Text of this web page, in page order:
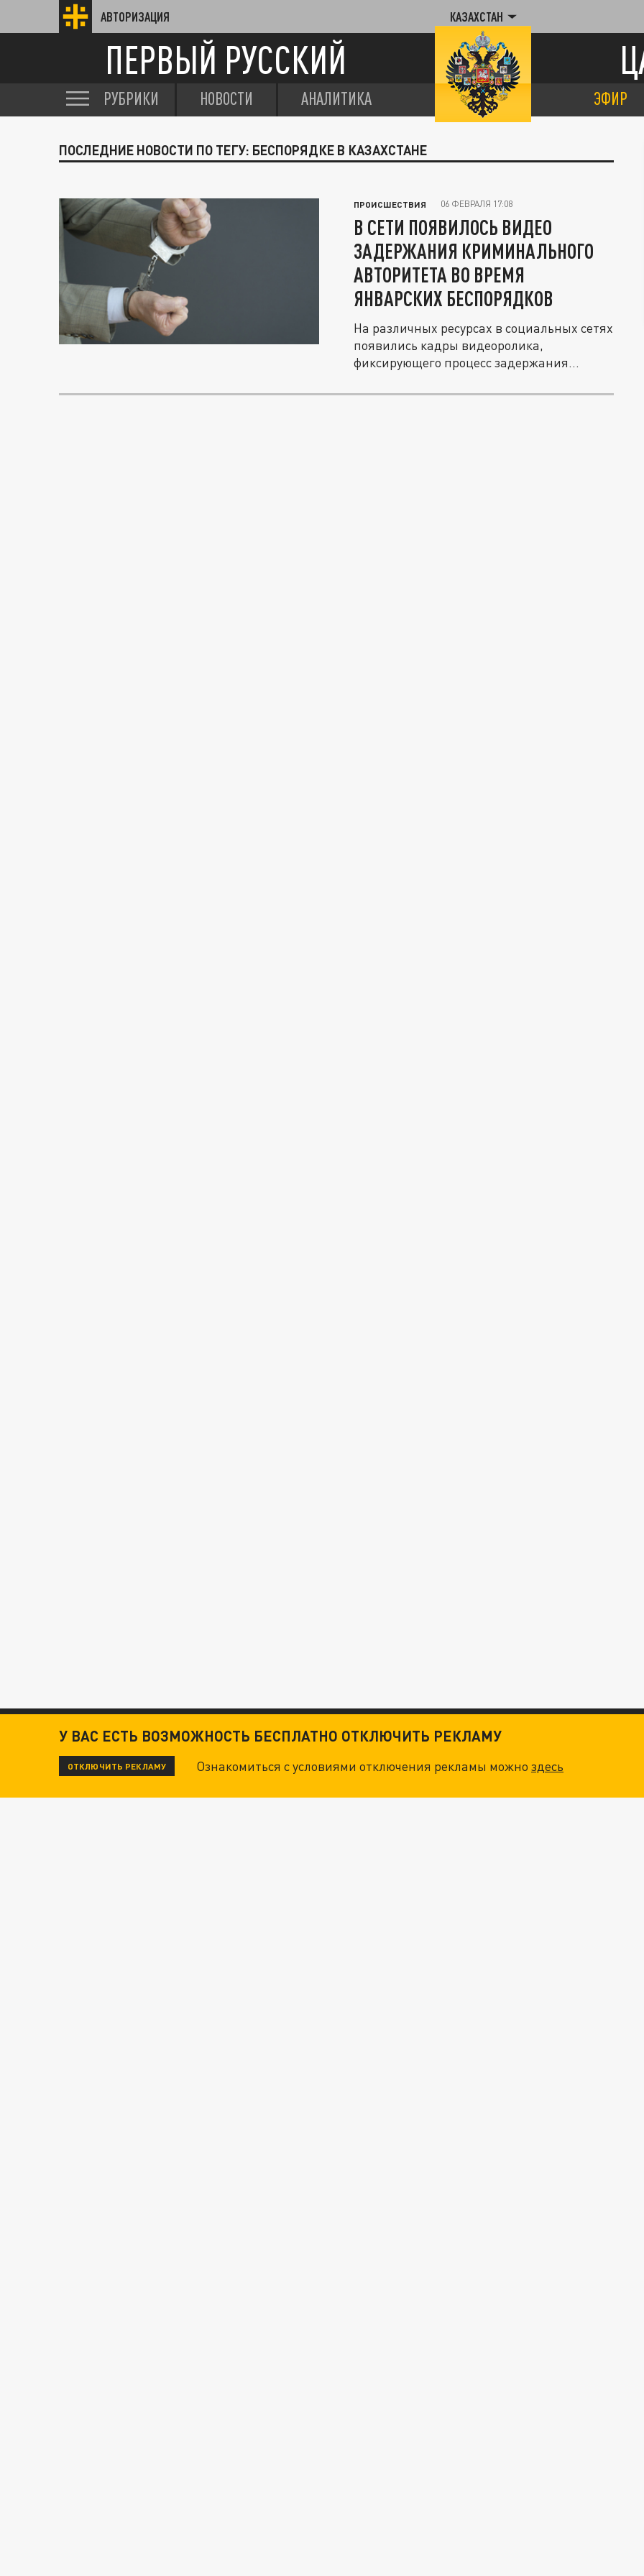
АВТОРИЗАЦИЯ КАЗАХСТАН
ПЕРВЫЙ РУССКИЙ
РУБРИКИ НОВОСТИ АНАЛИТИКА ЭФИР
ПОСЛЕДНИЕ НОВОСТИ ПО ТЕГУ: БЕСПОРЯДКЕ В КАЗАХСТАНЕ
ПРОИСШЕСТВИЯ 06 ФЕВРАЛЯ 17:08
В СЕТИ ПОЯВИЛОСЬ ВИДЕО
ЗАДЕРЖАНИЯ КРИМИНАЛЬНОГО
АВТОРИТЕТА ВО ВРЕМЯ
ЯНВАРСКИХ БЕСПОРЯДКОВ
На различных ресурсах в социальных сетях
появились кадры видеоролика,
фиксирующего процесс задержания...
У ВАС ЕСТЬ ВОЗМОЖНОСТЬ БЕСПЛАТНО ОТКЛЮЧИТЬ РЕКЛАМУ
ОТКЛЮЧИТЬ РЕКЛАМУ Ознакомиться с условиями отключения рекламы можноздесь